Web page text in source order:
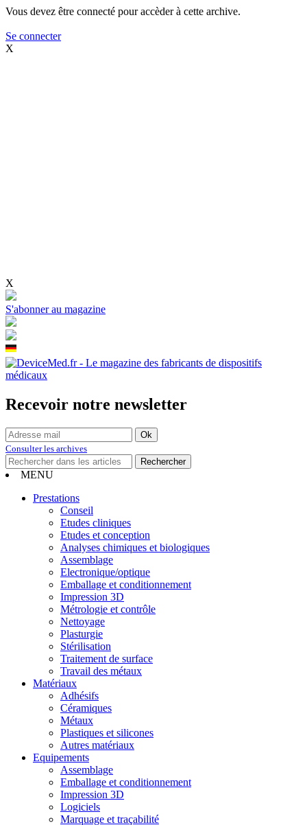
Vous devez être connecté pour accèder à cette archive.
Se connecter
X
X
S'abonner au magazine
Recevoir notre newsletter
Consulter les archives
MENU
Prestations
Conseil
Etudes cliniques
Etudes et conception
Analyses chimiques et biologiques
Assemblage
Electronique/optique
Emballage et conditionnement
Impression 3D
Métrologie et contrôle
Nettoyage
Plasturgie
Stérilisation
Traitement de surface
Travail des métaux
Matériaux
Adhésifs
Céramiques
Métaux
Plastiques et silicones
Autres matériaux
Equipements
Assemblage
Emballage et conditionnement
Impression 3D
Logiciels
Marquage et traçabilité